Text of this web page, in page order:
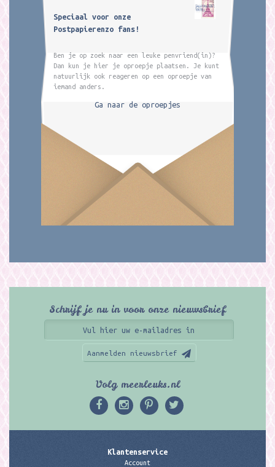
Speciaal voor onze
Postpapierenzo fans!
Ben je op zoek naar een leuke penvriend(in)?
Dan kun je hier je oproepje plaatsen. Je kunt
natuurlijk ook reageren op een oproepje van
iemand anders.
Ga naar de oproepjes
Schrijf je nu in voor onze nieuwsbrief
Aanmelden nieuwsbrief
Volg meerleuks.nl
Klantenservice
Account